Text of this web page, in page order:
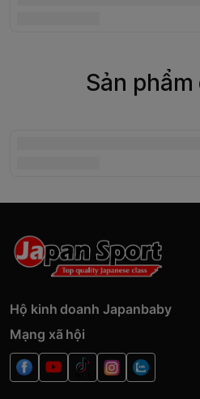
Sản phẩm
Hộ kinh doanh Japanbaby
Mạng xã hội